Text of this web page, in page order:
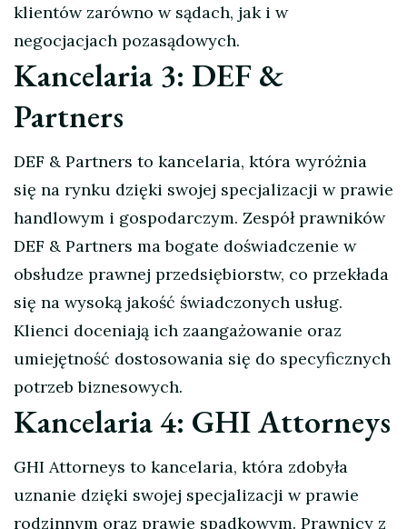
klientów zarówno w sądach, jak i w
negocjacjach pozasądowych.
Kancelaria 3: DEF &
Partners
DEF & Partners to kancelaria, która wyróżnia
się na rynku dzięki swojej specjalizacji w prawie
handlowym i gospodarczym. Zespół prawników
DEF & Partners ma bogate doświadczenie w
obsłudze prawnej przedsiębiorstw, co przekłada
się na wysoką jakość świadczonych usług.
Klienci doceniają ich zaangażowanie oraz
umiejętność dostosowania się do specyficznych
potrzeb biznesowych.
Kancelaria 4: GHI Attorneys
GHI Attorneys to kancelaria, która zdobyła
uznanie dzięki swojej specjalizacji w prawie
rodzinnym oraz prawie spadkowym. Prawnicy z